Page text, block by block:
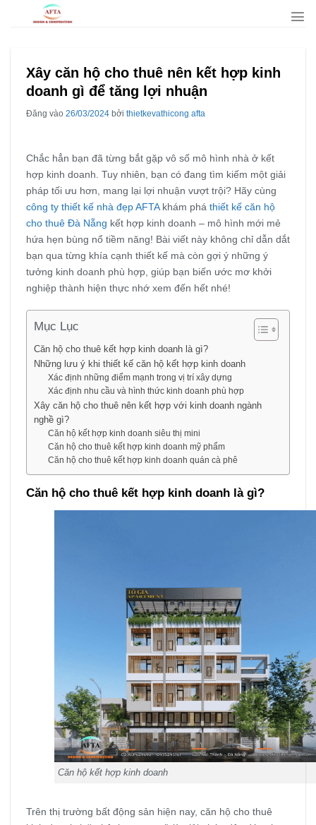
Xây căn hộ cho thuê nên kết hợp kinh
doanh gì để tăng lợi nhuận
Đăng vào 26/03/2024 bởi thietkevathicong afta
Chắc hẳn bạn đã từng bắt gặp vô số mô hình nhà ở kết
hợp kinh doanh. Tuy nhiên, bạn có đang tìm kiếm một giải
pháp tối ưu hơn, mang lại lợi nhuận vượt trội? Hãy cùng
công ty thiết kế nhà đẹp AFTAkhám phá thiết kế căn hộ
cho thuê Đà Nẵng kết hợp kinh doanh – mô hình mới mẻ
hứa hẹn bùng nổ tiềm năng! Bài viết này không chỉ dẫn dắt
bạn qua từng khía cạnh thiết kế mà còn gợi ý những ý
tưởng kinh doanh phù hợp, giúp bạn biến ước mơ khởi
nghiệp thành hiện thực nhớ xem đến hết nhé!
Mục Lục
Căn hộ cho thuê kết hợp kinh doanh là gì?
Những lưu ý khi thiết kế căn hộ kết hợp kinh doanh
Xác định những điểm mạnh trong vị trí xây dựng
Xác định nhu cầu và hình thức kinh doanh phù hợp
Xây căn hộ cho thuê nên kết hợp với kinh doanh ngành
nghề gì?
Căn hộ kết hợp kinh doanh siêu thị mini
Căn hộ cho thuê kết hợp kinh doanh mỹ phẩm
Căn hộ cho thuê kết hợp kinh doanh quán cà phê
Căn hộ cho thuê kết hợp kinh doanh là gì?
Căn hộ kết hợp kinh doanh
Trên thị trường bất động sản hiện nay, căn hộ cho thuê